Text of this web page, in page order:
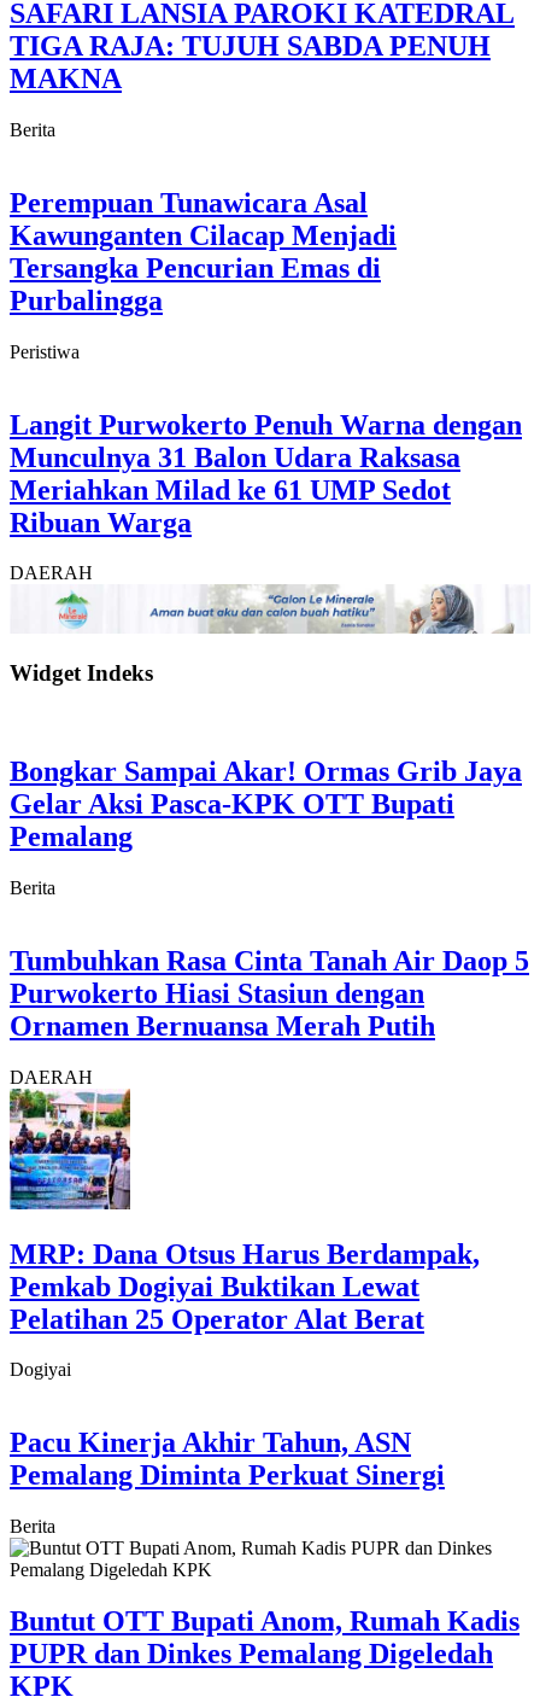
SAFARI LANSIA PAROKI KATEDRAL
TIGA RAJA: TUJUH SABDA PENUH
MAKNA
Berita
Perempuan Tunawicara Asal
Kawunganten Cilacap Menjadi
Tersangka Pencurian Emas di
Purbalingga
Peristiwa
Langit Purwokerto Penuh Warna dengan
Munculnya 31 Balon Udara Raksasa
Meriahkan Milad ke 61 UMP Sedot
Ribuan Warga
DAERAH
Widget Indeks
Bongkar Sampai Akar! Ormas Grib Jaya
Gelar Aksi Pasca-KPK OTT Bupati
Pemalang
Berita
Tumbuhkan Rasa Cinta Tanah Air Daop 5
Purwokerto Hiasi Stasiun dengan
Ornamen Bernuansa Merah Putih
DAERAH
MRP: Dana Otsus Harus Berdampak,
Pemkab Dogiyai Buktikan Lewat
Pelatihan 25 Operator Alat Berat
Dogiyai
Pacu Kinerja Akhir Tahun, ASN
Pemalang Diminta Perkuat Sinergi
Berita
Buntut OTT Bupati Anom, Rumah Kadis
PUPR dan Dinkes Pemalang Digeledah
KPK